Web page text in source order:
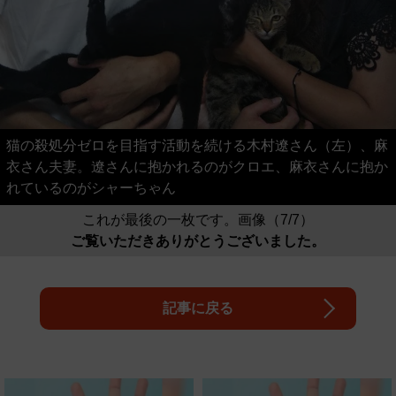
猫の殺処分ゼロを目指す活動を続ける木村遼さん（左）、麻
衣さん夫妻。遼さんに抱かれるのがクロエ、麻衣さんに抱か
れているのがシャーちゃん
これが最後の一枚です。画像（7/7）
ご覧いただきありがとうございました。
記事に戻る